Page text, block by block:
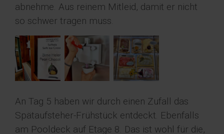
abnehme. Aus reinem Mitleid, damit er nicht
so schwer tragen muss.
An Tag 5 haben wir durch einen Zufall das
Spätaufsteher-Frühstück entdeckt. Ebenfalls
am Pooldeck auf Etage 8. Das ist wohl für die,